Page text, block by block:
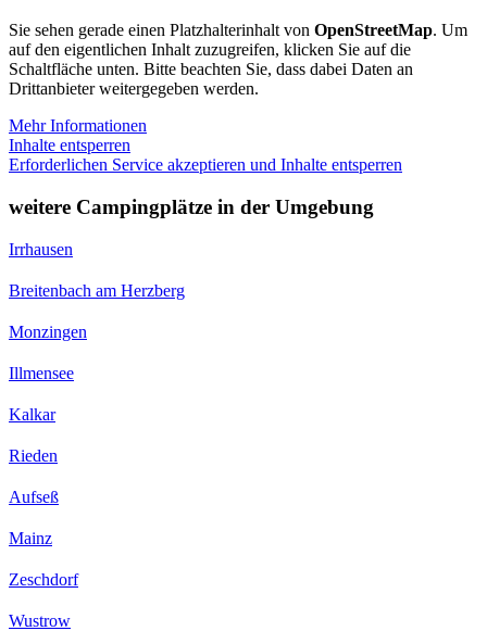
Sie sehen gerade einen Platzhalterinhalt von OpenStreetMap. Um
auf den eigentlichen Inhalt zuzugreifen, klicken Sie auf die
Schaltfläche unten. Bitte beachten Sie, dass dabei Daten an
Drittanbieter weitergegeben werden.
Mehr Informationen
Inhalte entsperren
Erforderlichen Service akzeptieren und Inhalte entsperren
weitere Campingplätze in der Umgebung
Irrhausen
Breitenbach am Herzberg
Monzingen
Illmensee
Kalkar
Rieden
Aufseß
Mainz
Zeschdorf
Wustrow